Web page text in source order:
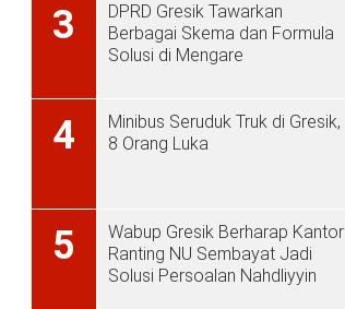
3
DPRD Gresik Tawarkan
Berbagai Skema dan Formula
Solusi di Mengare
4
Minibus Seruduk Truk di Gresik,
8 Orang Luka
5
Wabup Gresik Berharap Kantor
Ranting NU Sembayat Jadi
Solusi Persoalan Nahdliyyin